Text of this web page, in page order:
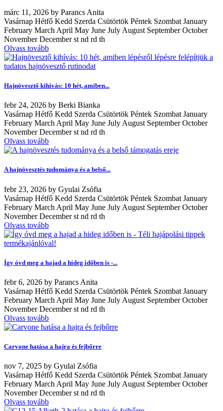
márc 11, 2026 by Parancs Anita
Vasárnap Hétfő Kedd Szerda Csütörtök Péntek Szombat January
February March April May June July August September October
November December st nd rd th
Olvass tovább
Hajnövesztő kihívás: 10 hét, amiben...
febr 24, 2026 by Berki Bianka
Vasárnap Hétfő Kedd Szerda Csütörtök Péntek Szombat January
February March April May June July August September October
November December st nd rd th
Olvass tovább
A hajnövesztés tudománya és a belső...
febr 23, 2026 by Gyulai Zsófia
Vasárnap Hétfő Kedd Szerda Csütörtök Péntek Szombat January
February March April May June July August September October
November December st nd rd th
Olvass tovább
Így óvd meg a hajad a hideg időben is -...
febr6, 2026 by Parancs Anita
Vasárnap Hétfő Kedd Szerda Csütörtök Péntek Szombat January
February March April May June July August September October
November December st nd rd th
Olvass tovább
Carvone hatása a hajra és fejbőrre
nov 7, 2025 by Gyulai Zsófia
Vasárnap Hétfő Kedd Szerda Csütörtök Péntek Szombat January
February March April May June July August September October
November December st nd rd th
Olvass tovább